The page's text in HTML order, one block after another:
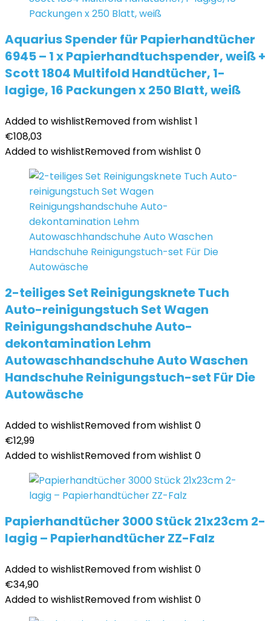
Aquarius Spender für Papierhandtücher
6945 – 1 x Papierhandtuchspender, weiß +
Scott 1804 Multifold Handtücher, 1-
lagige, 16 Packungen x 250 Blatt, weiß
Added to wishlistRemoved from wishlist 1
€108,03
Added to wishlistRemoved from wishlist 0
2-teiliges Set Reinigungsknete Tuch
Auto-reinigungstuch Set Wagen
Reinigungshandschuhe Auto-
dekontamination Lehm
Autowaschhandschuhe Auto Waschen
Handschuhe Reinigungstuch-set Für Die
Autowäsche
Added to wishlistRemoved from wishlist 0
€12,99
Added to wishlistRemoved from wishlist 0
Papierhandtücher 3000 Stück 21x23cm 2-
lagig – Papierhandtücher ZZ-Falz
Added to wishlistRemoved from wishlist 0
€34,90
Added to wishlistRemoved from wishlist 0